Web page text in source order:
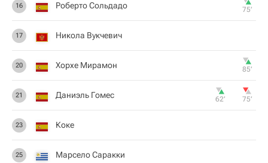
16 Роберто Сольдадо 75‎’‎
17 Никола Вукчевич
20 Хорхе Мирамон 85‎’‎
21 Даниэль Гомес 62‎’‎ 75‎’‎
23 Коке
25 Марсело Саракки